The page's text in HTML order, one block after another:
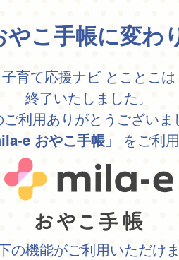
こ手帳に変わ
子育て応援ナビ とことこは
終了いたしました。
利用ありがとうございま
e おやこ手帳」 をご利
の機能がご利用いただけ